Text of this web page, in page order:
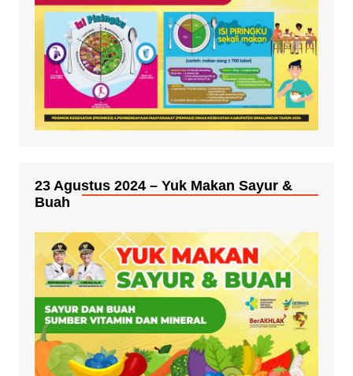
23 Agustus 2024 – Yuk Makan Sayur &
Buah